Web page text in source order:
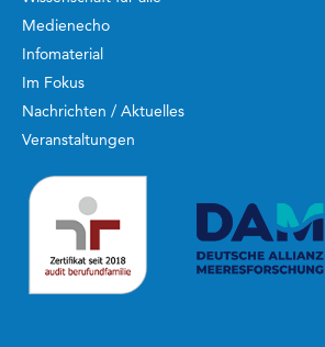
Medienecho
Infomaterial
Im Fokus
Nachrichten / Aktuelles
Veranstaltungen